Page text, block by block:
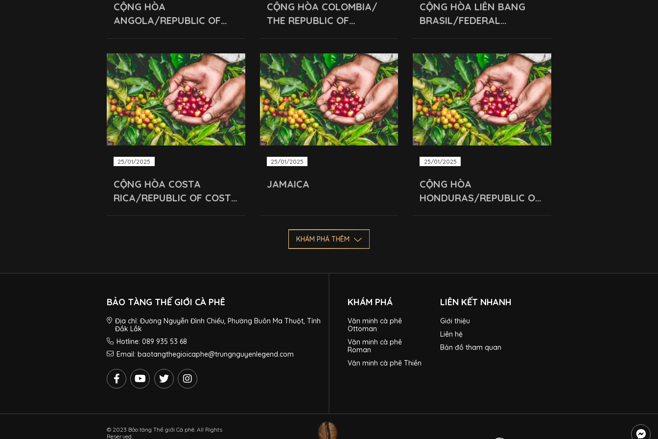
CỘNG HÒA
ANGOLA/REPUBLIC OF
CỘNG HÒA COLOMBIA/
THE REPUBLIC OF
CỘNG HÒA LIÊN BANG
BRASIL/FEDERAL
25/01/2025
CỘNG HÒA COSTA
RICA/REPUBLIC OF COSTA
25/01/2025
JAMAICA
25/01/2025
CỘNG HÒA
HONDURAS/REPUBLIC OF
KHÁM PHÁ THÊM
BẢO TÀNG THẾ GIỚI CÀ PHÊ
Địa chỉ: Đường Nguyễn Đình Chiểu, Phường Buôn Ma Thuột, Tỉnh
Đắk Lắk
Hotline: 089 935 53 68
Email: baotangthegioicaphe@trungnguyenlegend.com
KHÁM PHÁ
Văn minh cà phê
Ottoman
Văn minh cà phê
Roman
Văn minh cà phê Thiền
LIÊN KẾT NHANH
Giới thiệu
Liên hệ
Bản đồ tham quan
© 2023 Bảo tàng Thế giới Cà phê. All Rights
Reserved.